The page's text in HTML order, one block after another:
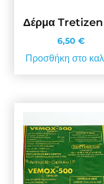
Δέρμα
6,50 €
Προσθήκη στο